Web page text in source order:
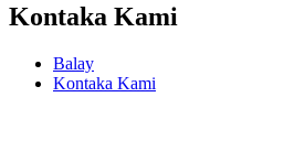
Kontaka Kami
Balay
Kontaka Kami